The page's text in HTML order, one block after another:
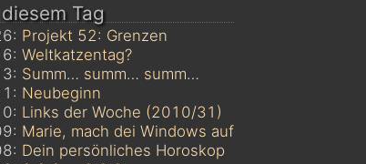
Tag
Projekt 52: Grenzen
Weltkatzentag?
Summ… summ… summ…
Neubeginn
Links der Woche (2010/31)
Marie, mach dei Windows auf
Dein persönliches Horoskop